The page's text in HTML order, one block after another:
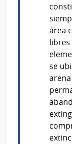
área
libres
se